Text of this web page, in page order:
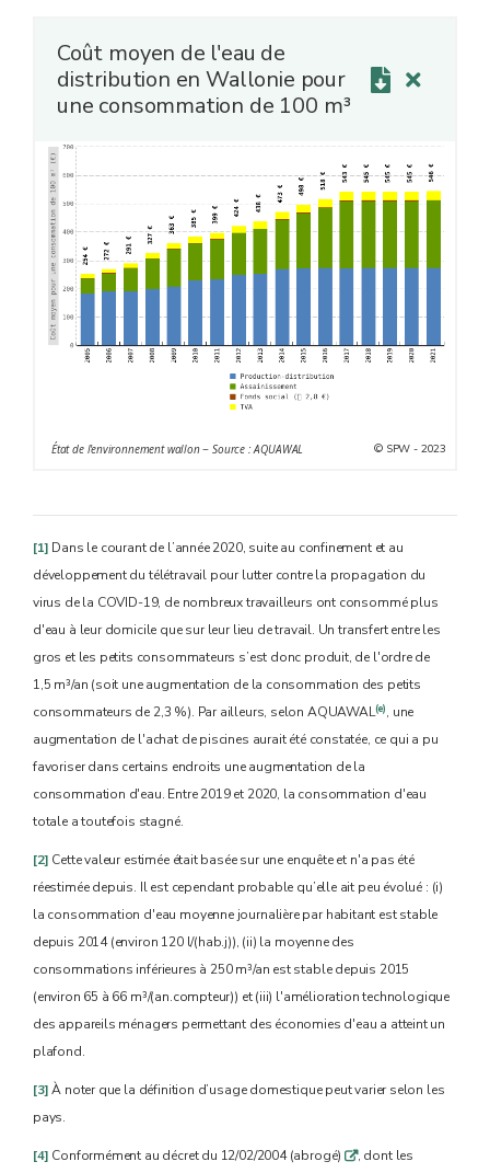
Coût moyen de l'eau de
distribution en Wallonie pour
une consommation de 100 m³
État de l'environnement wallon − Source : AQUAWAL © SPW - 2023
[1] Dans le courant de l’année 2020, suite au confinement et au
développement du télétravail pour lutter contre la propagation du
virus de la COVID-19, de nombreux travailleurs ont consommé plus
d'eau à leur domicile que sur leur lieu de travail. Un transfert entre les
gros et les petits consommateurs s’est donc produit, de l'ordre de
1,5 m³/an (soit une augmentation de la consommation des petits
consommateurs de 2,3 %). Par ailleurs, selon AQUAWAL(e), une
augmentation de l'achat de piscines aurait été constatée, ce qui a pu
favoriser dans certains endroits une augmentation de la
consommation d'eau. Entre 2019 et 2020, la consommation d'eau
totale a toutefois stagné.
[2] Cette valeur estimée était basée sur une enquête et n'a pas été
réestimée depuis. Il est cependant probable qu’elle ait peu évolué : (i)
la consommation d'eau moyenne journalière par habitant est stable
depuis 2014 (environ 120 l/(hab.j)), (ii) la moyenne des
consommations inférieures à 250 m³/an est stable depuis 2015
(environ 65 à 66 m³/(an.compteur)) et (iii) l'amélioration technologique
des appareils ménagers permettant des économies d'eau a atteint un
plafond.
[3]À noter que la définition d’usage domestique peut varier selon les
pays.
[4] Conformément au décret du 12/02/2004 (abrogé)q, dont les